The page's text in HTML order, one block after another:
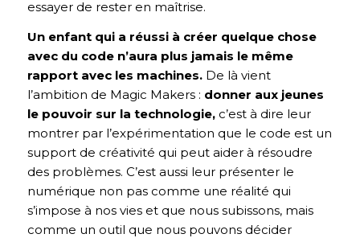
essayer de rester en maîtrise.
Un enfant qui a réussi à créer quelque chose
avec du code n’aura plus jamais le même
rapport avec les machines. De là vient
l’ambition de Magic Makers : donner aux jeunes
le pouvoir sur la technologie, c’est à dire leur
montrer par l’expérimentation que le code est un
support de créativité qui peut aider à résoudre
des problèmes. C’est aussi leur présenter le
numérique non pas comme une réalité qui
s’impose à nos vies et que nous subissons, mais
comme un outil que nous pouvons décider